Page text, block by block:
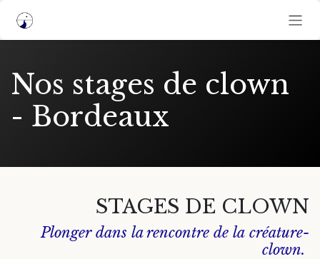
Nos stages de clown
- Bordeaux
STAGES DE CLOWN
Plonger dans la rencontre de la créature-
clown.